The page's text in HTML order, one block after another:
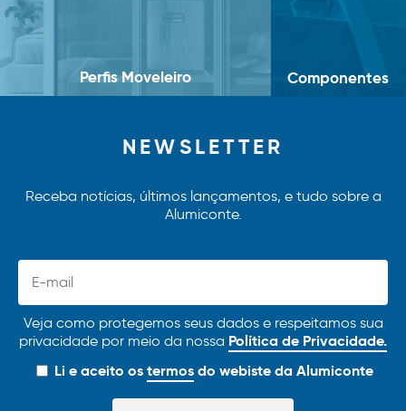
Componentes
Perfis Moveleiro
NEWSLETTER
Receba notícias, últimos lançamentos, e tudo sobre a
Alumiconte.
Veja como protegemos seus dados e respeitamos sua
privacidade por meio da nossa Política de Privacidade.
Li e aceito ostermosdo webiste da Alumiconte